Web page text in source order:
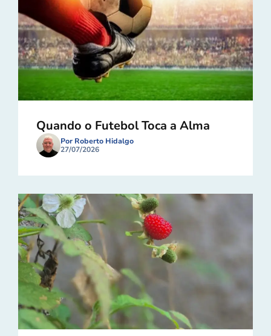
Quando o Futebol Toca a Alma
Por Roberto Hidalgo
27/07/2026